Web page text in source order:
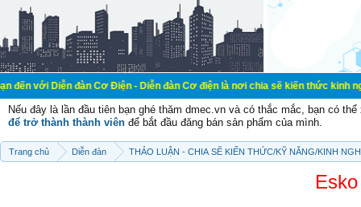
đàn Cơ Điện - Diễn đàn Cơ điện là nơi chia sẽ kiến thức kinh nghiệm
Nếu đây là lần đầu tiên bạn ghé thăm dmec.vn và có thắc mắc, bạn có
để trở thành thành viên để bắt đầu đăng bán sản phẩm của mình.
Trang chủ Diễn đàn THẢO LUẬN - CHIA SẼ KIẾN THỨC/KỸ NĂNG/KINH